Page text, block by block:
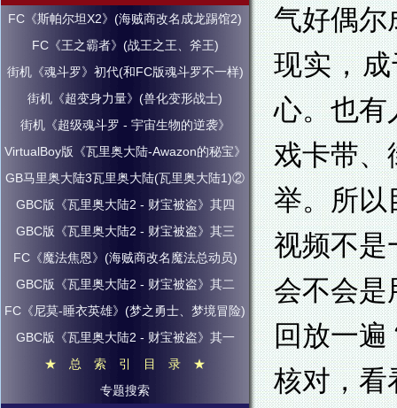
气好偶尔
现实，
心。也有
戏卡带、
举。所以
视频不是
会不会是
回放一遍
核对，看
FC《斯帕尔坦X2》(海贼商改名成龙踢馆2)
FC《王之霸者》(战王之王、斧王)
街机《魂斗罗》初代(和FC版魂斗罗不一样)
街机《超变身力量》(兽化变形战士)
街机《超级魂斗罗 - 宇宙生物的逆袭》
VirtualBoy版《瓦里奥大陆-Awazon的秘宝》
GB马里奥大陆3瓦里奥大陆(瓦里奥大陆1)②
GBC版《瓦里奥大陆2 - 财宝被盗》其四
GBC版《瓦里奥大陆2 - 财宝被盗》其三
FC《魔法焦恩》(海贼商改名魔法总动员)
GBC版《瓦里奥大陆2 - 财宝被盗》其二
FC《尼莫-睡衣英雄》(梦之勇士、梦境冒险)
GBC版《瓦里奥大陆2 - 财宝被盗》其一
★ 总 索 引 目 录 ★
专题搜索